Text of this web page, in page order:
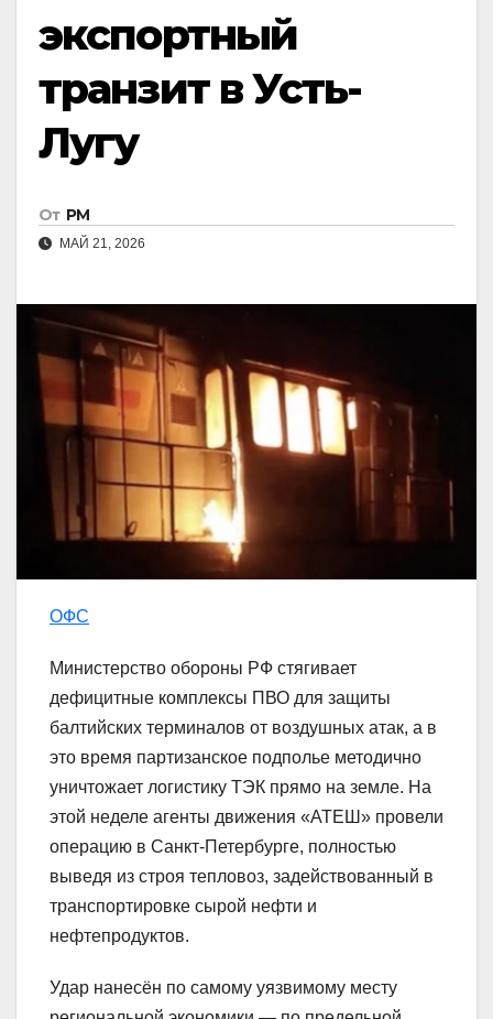
экспортный
транзит в Усть-
Лугу
От РМ
МАЙ 21, 2026
ОФС
Министерство обороны РФ стягивает
дефицитные комплексы ПВО для защиты
балтийских терминалов от воздушных атак, а в
это время партизанское подполье методично
уничтожает логистику ТЭК прямо на земле. На
этой неделе агенты движения «АТЕШ» провели
операцию в Санкт-Петербурге, полностью
выведя из строя тепловоз, задействованный в
транспортировке сырой нефти и
нефтепродуктов.
Удар нанесён по самому уязвимому месту